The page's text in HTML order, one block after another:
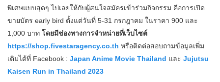
พิเศษแบบสุดๆ ไปเลยให้กับผู้สนใจสมัครเข้าร่วมกิจกรรม คือการเปิด
ขายบัตร early bird ตั้งแต่วันที่ 5-31 กรกฎาคม ในราคา 900 และ
1,000 บาท โดยมีช่องทางการจำหน่ายที่เว็บไซต์
https://shop.fivestaragency.co.th หรือติดต่อสอบถามข้อมูลเพิ่ม
เติมได้ที่ Facebook : Japan Anime Movie Thailand และ Jujutsu
Kaisen Run in Thailand 2023